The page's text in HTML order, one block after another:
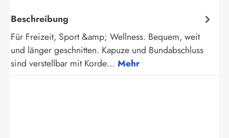
Beschreibung
Für Freizeit, Sport &amp; Wellness. Bequem, weit
und länger geschnitten. Kapuze und Bundabschluss
sind verstellbar mit Korde… Mehr